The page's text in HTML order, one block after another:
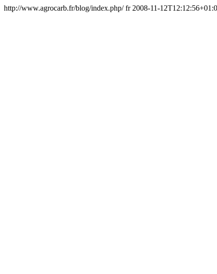
http://www.agrocarb.fr/blog/index.php/fr 2008-11-